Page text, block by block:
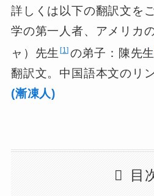
詳しくは以下の翻訳文を
学の第一人者、アメリカ
ャ）先生 1 の弟子：陳先生
翻訳文。中国語本文のリ
(漸凍人)
目